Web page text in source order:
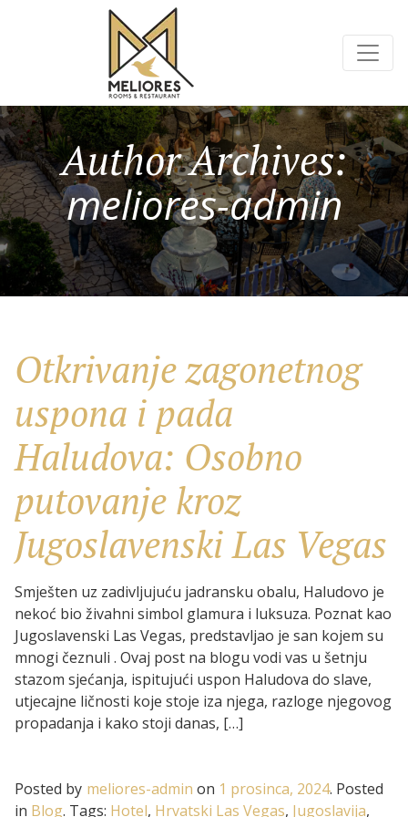
Author Archives:
meliores-admin
Otkrivanje zagonetnog
uspona i pada
Haludova: Osobno
putovanje kroz
Jugoslavenski Las Vegas
Smješten uz zadivljujuću jadransku obalu, Haludovo je
nekoć bio živahni simbol glamura i luksuza. Poznat kao
Jugoslavenski Las Vegas, predstavljao je san kojem su
mnogi čeznuli . Ovaj post na blogu vodi vas u šetnju
stazom sjećanja, ispitujući uspon Haludova do slave,
utjecajne ličnosti koje stoje iza njega, razloge njegovog
propadanja i kako stoji danas, […]
Posted by meliores-admin on 1 prosinca, 2024. Posted
in Blog. Tags: Hotel, Hrvatski Las Vegas, Jugoslavija,